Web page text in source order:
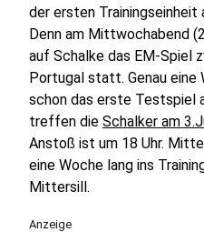
der ersten Trainingseinheit
Denn am Mittwochabend
auf Schalke das EM-Spiel
Portugal statt. Genau
schon das erste Testspiel
treffen die Schalker am
Anstoß ist um 18 Uhr.
eine Woche lang ins
Mittersill.
Anzeige